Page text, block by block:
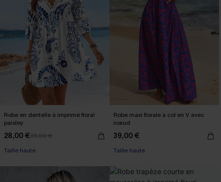
Robe en dentelle à imprimé floral
paisley
28,00 €33,00 €
Taille haute
Robe maxi florale à col en V avec
nœud
39,00 €
Taille haute